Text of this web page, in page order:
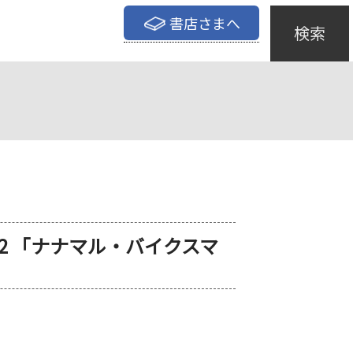
書店さまへ 検索
「ナナマル・バイクスマ